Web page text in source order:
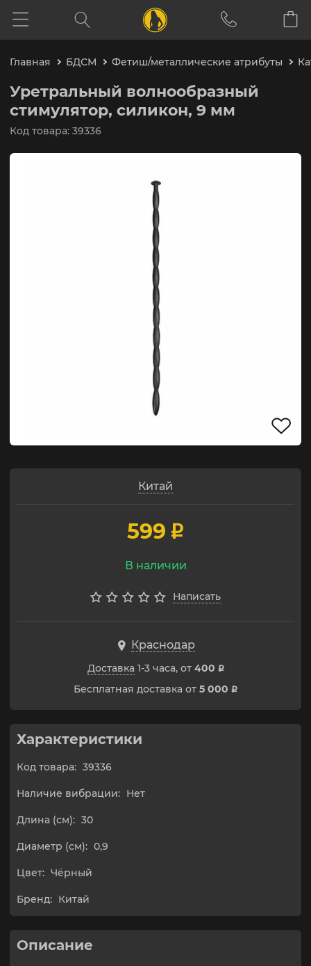
Главная БДСМ Фетиш/металлические атрибуты
Уретральный волнообразный
стимулятор, силикон, 9 мм
Код товара: 39336
Китай
599 p
В наличии
Написать
Краснодар
Доставка 1-3 часа, от 400 p
Бесплатная доставка от 5 000 p
Характеристики
Код товара: 39336
Наличие вибрации: Нет
Длина (см): 30
Диаметр (см): 0,9
Цвет: Чёрный
Бренд: Китай
Описание